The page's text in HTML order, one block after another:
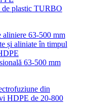
de plastic TURBO
63-500 mm